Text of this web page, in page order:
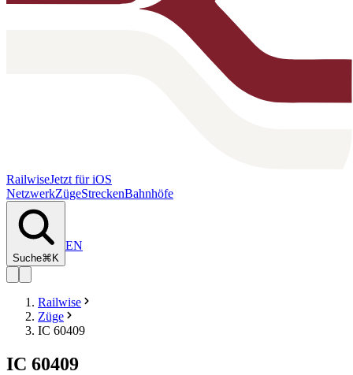
RailwiseJetzt für iOS
NetzwerkZügeStreckenBahnhöfe
Suche⌘K
EN
Railwise
Züge
IC 60409
IC 60409